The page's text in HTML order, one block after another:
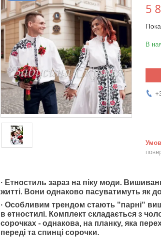
5
В
· Етностиль зараз на піку моди.
житті. Вони однаково пасуватимуть як
· Особливим трендом стають "парні"
в етностилі. Комплект складається з
сорочках - однакова, на планку, яка
переді та спинці сорочки.